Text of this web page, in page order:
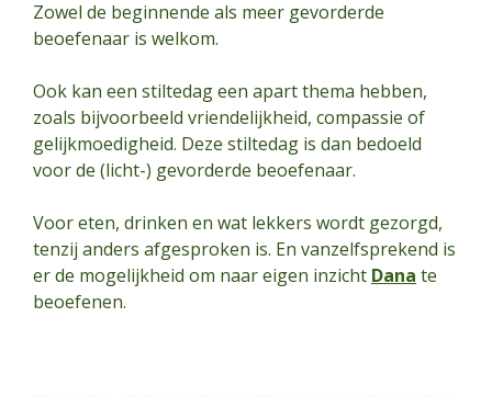
Zowel de beginnende als meer gevorderde
beoefenaar is welkom.
Ook kan een stiltedag een apart thema hebben,
zoals bijvoorbeeld vriendelijkheid, compassie of
gelijkmoedigheid. Deze stiltedag is dan bedoeld
voor de (licht-) gevorderde beoefenaar.
Voor eten, drinken en wat lekkers wordt gezorgd,
tenzij anders afgesproken is. En vanzelfsprekend is
er de mogelijkheid om naar eigen inzicht Dana te
beoefenen.